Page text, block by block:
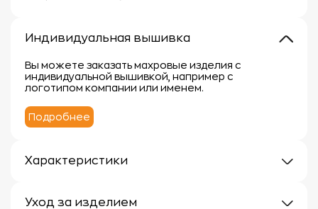
Индивидуальная вышивка
Вы можете заказать махровые изделия с
индивидуальной вышивкой, например с
логотипом компании или именем.
Подробнее
Характеристики
Материал: 100% хлопок
Уход за изделием